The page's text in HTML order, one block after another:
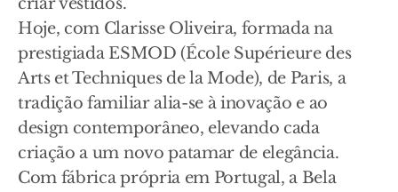
Hoje, com Clarisse Oliveira, formada na
prestigiada ESMOD (École Supérieure des
Arts et Techniques de la Mode), de Paris, a
tradição familiar alia-se à inovação e ao
design contemporâneo, elevando cada
criação a um novo patamar de elegância.
Com fábrica própria em Portugal, a Bela